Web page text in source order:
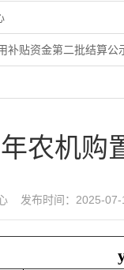
补贴资金第二批结算公
农机购
发布时间：2025-